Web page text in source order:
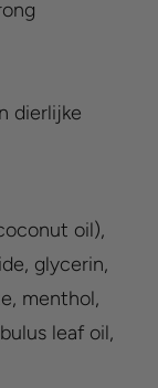
dierlijke
oil),
glycerin,
menthol,
leaf oil,